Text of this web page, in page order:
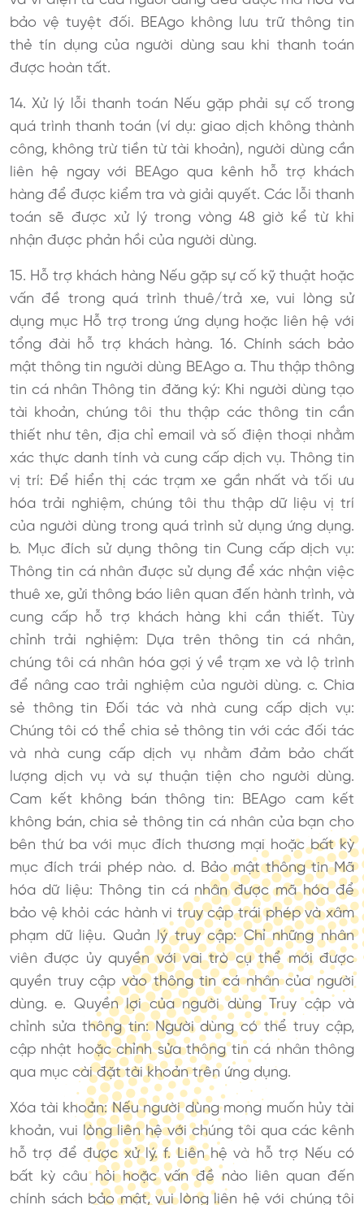
bảo vệ tuyệt đối. BEAgo không lưu trữ thông tin
thẻ tín dụng của người dùng sau khi thanh toán
được hoàn tất.
14. Xử lý lỗi thanh toán Nếu gặp phải sự cố trong
quá trình thanh toán (ví dụ: giao dịch không thành
công, không trừ tiền từ tài khoản), người dùng cần
liên hệ ngay với BEAgo qua kênh hỗ trợ khách
hàng để được kiểm tra và giải quyết. Các lỗi thanh
toán sẽ được xử lý trong vòng 48 giờ kể từ khi
nhận được phản hồi của người dùng.
15. Hỗ trợ khách hàng Nếu gặp sự cố kỹ thuật hoặc
vấn đề trong quá trình thuê/trả xe, vui lòng sử
dụng mục Hỗ trợ trong ứng dụng hoặc liên hệ với
tổng đài hỗ trợ khách hàng. 16. Chính sách bảo
mật thông tin người dùng BEAgo a. Thu thập thông
tin cá nhân Thông tin đăng ký: Khi người dùng tạo
tài khoản, chúng tôi thu thập các thông tin cần
thiết như tên, địa chỉ email và số điện thoại nhằm
xác thực danh tính và cung cấp dịch vụ. Thông tin
vị trí: Để hiển thị các trạm xe gần nhất và tối ưu
hóa trải nghiệm, chúng tôi thu thập dữ liệu vị trí
của người dùng trong quá trình sử dụng ứng dụng.
b. Mục đích sử dụng thông tin Cung cấp dịch vụ:
Thông tin cá nhân được sử dụng để xác nhận việc
thuê xe, gửi thông báo liên quan đến hành trình, và
cung cấp hỗ trợ khách hàng khi cần thiết. Tùy
chỉnh trải nghiệm: Dựa trên thông tin cá nhân,
chúng tôi cá nhân hóa gợi ý về trạm xe và lộ trình
để nâng cao trải nghiệm của người dùng. c. Chia
sẻ thông tin Đối tác và nhà cung cấp dịch vụ:
Chúng tôi có thể chia sẻ thông tin với các đối tác
và nhà cung cấp dịch vụ nhằm đảm bảo chất
lượng dịch vụ và sự thuận tiện cho người dùng.
Cam kết không bán thông tin: BEAgo cam kết
không bán, chia sẻ thông tin cá nhân của bạn cho
bên thứ ba với mục đích thương mại hoặc bất kỳ
mục đích trái phép nào. d. Bảo mật thông tin Mã
hóa dữ liệu: Thông tin cá nhân được mã hóa để
bảo vệ khỏi các hành vi truy cập trái phép và xâm
phạm dữ liệu. Quản lý truy cập: Chỉ những nhân
viên được ủy quyền với vai trò cụ thể mới được
quyền truy cập vào thông tin cá nhân của người
dùng. e. Quyền lợi của người dùng Truy cập và
chỉnh sửa thông tin: Người dùng có thể truy cập,
cập nhật hoặc chỉnh sửa thông tin cá nhân thông
qua mục cài đặt tài khoản trên ứng dụng.
Xóa tài khoản: Nếu người dùng mong muốn hủy tài
khoản, vui lòng liên hệ với chúng tôi qua các kênh
hỗ trợ để được xử lý. f. Liên hệ và hỗ trợ Nếu có
bất kỳ câu hỏi hoặc vấn đề nào liên quan đến
chính sách bảo mật, vui lòng liên hệ với chúng tôi